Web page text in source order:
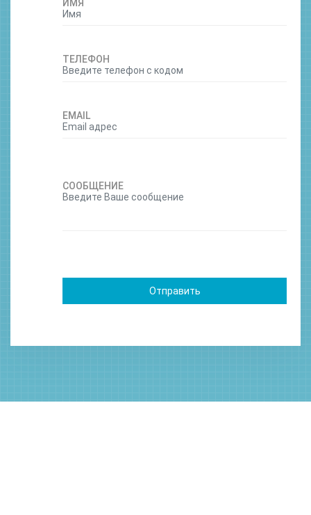
ИМЯ
ТЕЛЕФОН
EMAIL
СООБЩЕНИЕ